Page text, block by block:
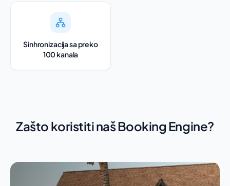
Sinhronizacija sa preko
100 kanala
Zašto koristiti naš Booking Engine?